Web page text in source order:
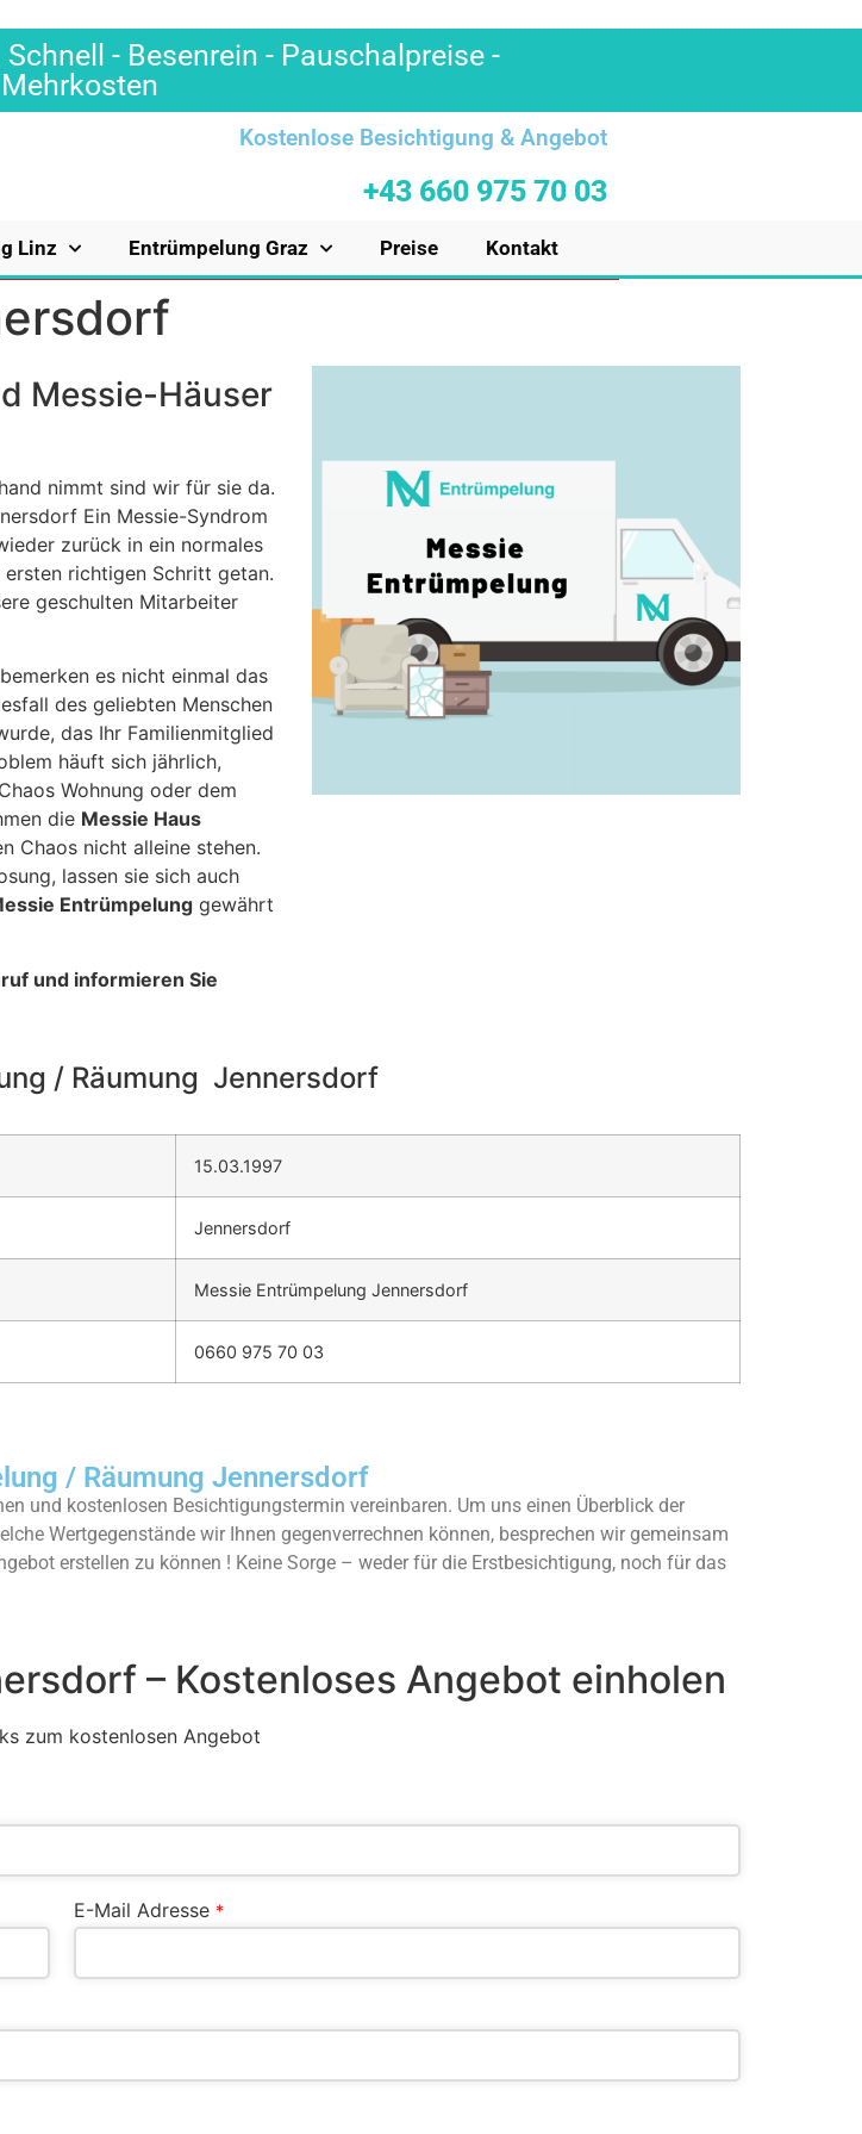
- Besenrein - Pauschalpreise -
Kostenlose Besichtigung & Angebot
+43 660 975 70 03
Linz Entrümpelung Graz Preise Kontakt
Messie-Häuser
nimmt sind wir für sie da.
Ein Messie-Syndrom
zurück in ein normales
richtigen Schritt getan.
geschulten Mitarbeiter
es nicht einmal das
des geliebten Menschen
das Ihr Familienmitglied
häuft sich jährlich,
Wohnung oder dem
die Messie Haus
Chaos nicht alleine stehen.
lassen sie sich auch
Entrümpelung gewährt
und informieren Sie
/ Räumung Jennersdorf
15.03.1997
Jennersdorf
Messie Entrümpelung Jennersdorf
0660 975 70 03
/ Räumung Jennersdorf
und kostenlosen Besichtigungstermin vereinbaren. Um uns einen Überblick der
Wertgegenstände wir Ihnen gegenverrechnen können, besprechen wir gemeinsam
erstellen zu können ! Keine Sorge – weder für die Erstbesichtigung, noch für das
– Kostenloses Angebot einholen
zum kostenlosen Angebot
E-Mail Adresse *